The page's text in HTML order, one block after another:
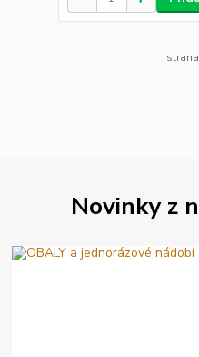
strana
Novinky z